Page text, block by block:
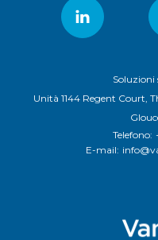
Soluzioni
Unità 1144 Regent Court,
Telefono:
E-mail: